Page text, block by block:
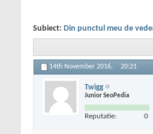
Subiect: Din punctul meu de
14th November 2016, 20:21
Twigg
Junior SeoPedia
Reputatie: 0